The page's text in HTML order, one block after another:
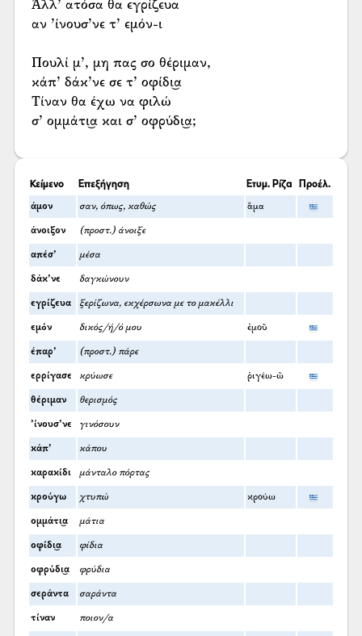
Άλλ’ ατόσα θα εγρίζευα
αν ’ίνουσ’νε τ’ εμόν-ι
Πουλί μ’, μη πας σο θέριμαν,
κάπ’ δάκ’νε σε τ’ οφίδι͜α
Τίναν θα έχω να φιλώ
σ’ ομμάτι͜α και σ’ οφρύδι͜α;
Κείμενο Επεξήγηση Ετυμ. Ρίζα Προέλ.
άμον σαν, όπως, καθώς ἅμα
άνοιξον (προστ.) άνοιξε
απέσ’ μέσα
δάκ’νε δαγκώνουν
εγρίζευα ξερίζωνα, εκχέρσωνα με το μακέλλι
εμόν δικός/ή/ό μου ἐμοῦ
έπαρ’ (προστ.) πάρε
ερρίγασε κρύωσε ῥιγέω-ῶ
θέριμαν θερισμός
’ίνουσ’νε γινόσουν
κάπ’ κάπου
καρακίδι μάνταλο πόρτας
κρούγω χτυπώ κρούω
ομμάτι͜α μάτια
οφίδι͜α φίδια
οφρύδι͜α φρύδια
σεράντα σαράντα
τίναν ποιον/α